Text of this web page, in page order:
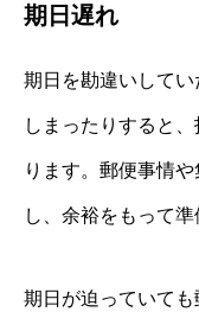
期日遅れ
期日を勘違いして
しまったりすると
ります。郵便事情
し、余裕をもって準
期日が迫っていて